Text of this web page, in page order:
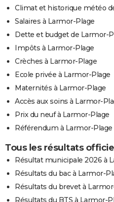
Climat et historique météo
Salaires à Larmor-Plage
Dette et budget de Larmor-
Impôts à Larmor-Plage
Crèches à Larmor-Plage
Ecole privée à Larmor-Plage
Maternités à Larmor-Plage
Accès aux soins à Larmor-
Prix du neuf à Larmor-Plage
Référendum à Larmor-Plage
Tous les résultats
Résultat municipale 2026 à
Résultats du bac à Larmor-
Résultats du brevet à
Résultats du BTS à Larmor-